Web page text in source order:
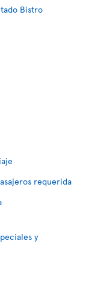
Bistro
requerida
y